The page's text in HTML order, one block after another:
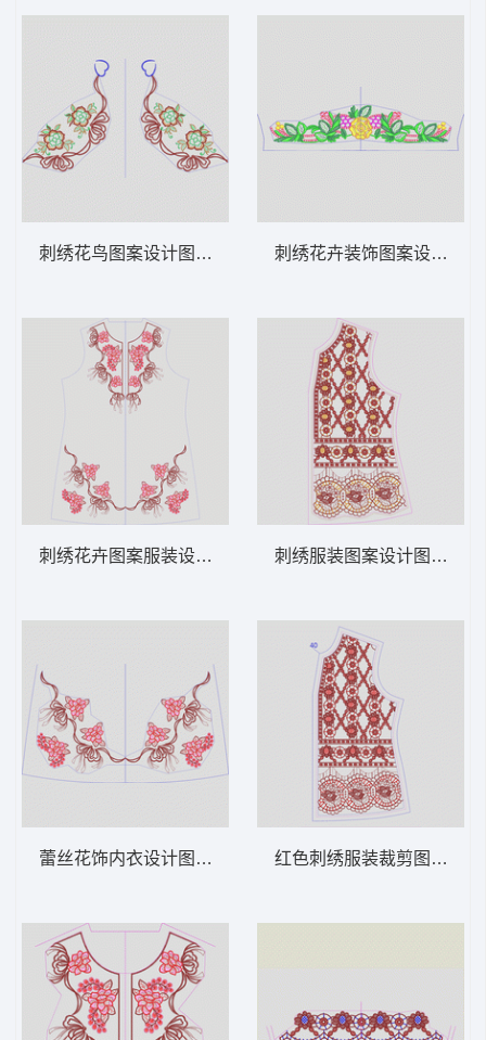
刺绣花鸟图案设计图 领 衣边下摆 中东阿拉
刺绣花卉图案服装设计图 领 衣边下摆 中东
蕾丝花饰内衣设计图 领 衣边下摆 中东阿拉
刺绣花卉装饰图案设计图
刺绣服装图案设计图 领 衣
红色刺绣服装裁剪图 领 衣